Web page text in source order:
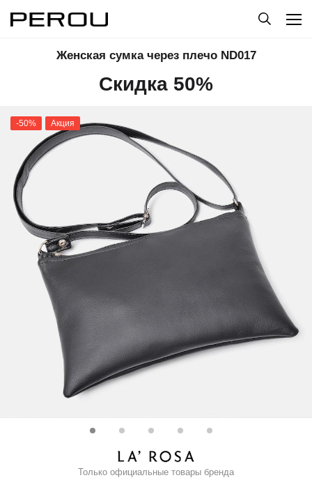
Женская сумка через плечо ND017
Скидка 50%
-50% Акция
Только официальные товары бренда